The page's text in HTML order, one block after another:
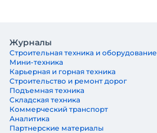
Журналы
Строительная техника и оборудование
Мини-техника
Карьерная и горная техника
Строительство и ремонт дорог
Подъемная техника
Складская техника
Коммерческий транспорт
Аналитика
Партнерские материалы